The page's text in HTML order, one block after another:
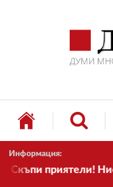
Информация:
приятели! Ние